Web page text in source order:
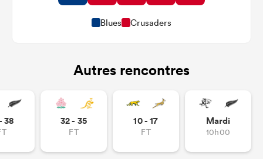
Blues Crusaders
Autres rencontres
38 32 - 35
FT
10 - 17
FT
Mardi
10h00